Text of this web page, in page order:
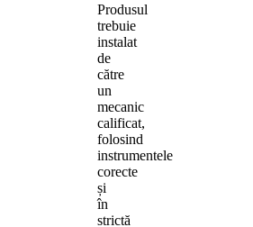
Produsul
trebuie
instalat
de
către
un
mecanic
calificat,
folosind
instrumentele
corecte
și
în
strictă